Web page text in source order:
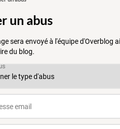
un abus
sera envoyé à l'équipe d'Overblog
du blog.